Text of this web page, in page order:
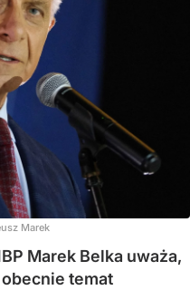
Marek
Marek Belka uważa,
temat